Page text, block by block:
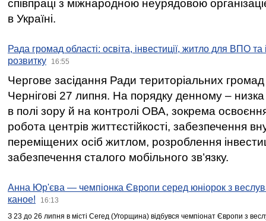
співпраці з міжнародною неурядовою
в Україні.
Рада громад області: освіта, інвестиції, житло для ВПО
розвитку
16:55
Чергове засідання Ради територіальних громад
Чернігові 27 липня. На порядку денному –
в полі зору й на контролі ОВА, зокрема освоєння
робота центрів життєстійкості, забезпечення
переміщених осіб житлом, розроблення
забезпечення сталого мобільного зв’язку.
Анна Юр'єва — чемпіонка Європи серед юніорок з
каное!
16:13
З 23 до 26 липня в місті Сегед (Угорщина) відбувся чемпіонат Європи з